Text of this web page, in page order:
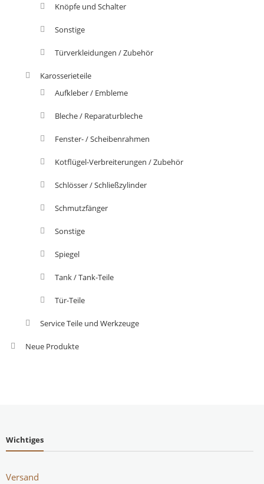
Knöpfe und Schalter
Sonstige
Türverkleidungen / Zubehör
Karosserieteile
Aufkleber / Embleme
Bleche / Reparaturbleche
Fenster- / Scheibenrahmen
Kotflügel-Verbreiterungen / Zubehör
Schlösser / Schließzylinder
Schmutzfänger
Sonstige
Spiegel
Tank / Tank-Teile
Tür-Teile
Service Teile und Werkzeuge
Neue Produkte
Wichtiges
Versand